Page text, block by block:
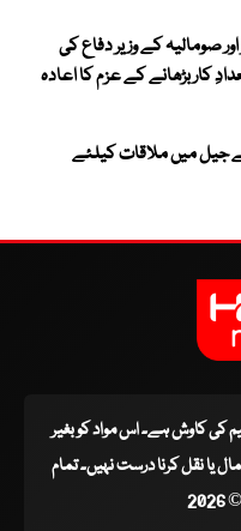
صومالیہ کے وزیر دفاع کی
کار بڑھانے کے عزم کا اعادہ
جیل میں ملاقات کیلئے
ٹیم کی کاوش ہے۔ اس مواد کو بغیر
نقل کرنا درست نہیں۔ تمام